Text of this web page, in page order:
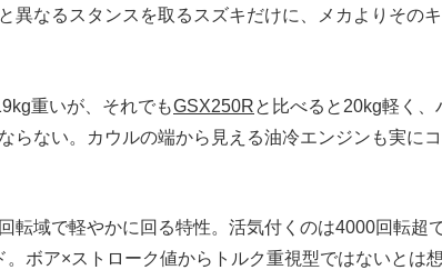
異なるスタンスを取るスズキだけに、メカよりその
重いが、それでもGSX250Rと比べると20kg軽く、
らない。カウルの端から見える油冷エンジンも実に
転域で軽やかに回る特性。活気付くのは4000回転超
ボア×ストローク値からトルク重視型ではないとは